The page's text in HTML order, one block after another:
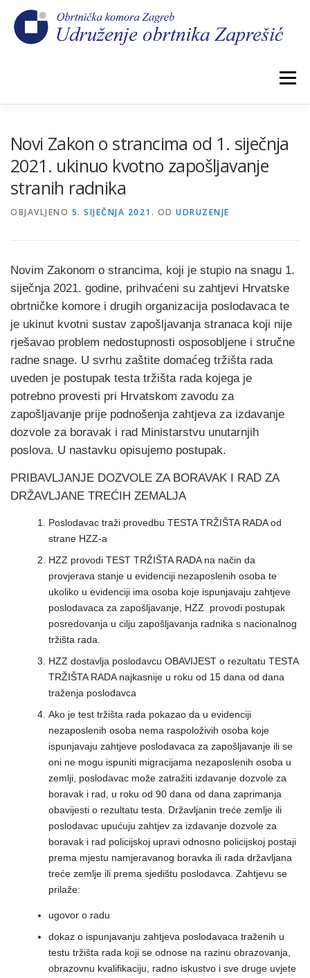
sadržaj
Izbornik
O NAMA CEHOVI
Novi Zakon o strancima od 1. siječnja
2021. ukinuo kvotno zapošljavanje
stranih radnika
OBJAVLJENO 5. SIJEČNJA 2021. OD UDRUZENJE
Novim Zakonom o strancima, koji je stupio na snagu 1.
siječnja 2021. godine, prihvaćeni su zahtjevi Hrvatske
obrtničke komore i drugih organizacija poslodavaca te
je ukinut kvotni sustav zapošljavanja stranaca koji nije
rješavao problem nedostupnosti osposobljene i stručne
radne snage. U svrhu zaštite domaćeg tržišta rada
uveden je postupak testa tržišta rada kojega je
potrebno provesti pri Hrvatskom zavodu za
zapošljavanje prije podnošenja zahtjeva za izdavanje
dozvole za boravak i rad Ministarstvu unutarnjih
poslova. U nastavku opisujemo postupak.
PRIBAVLJANJE DOZVOLE ZA BORAVAK I RAD ZA
DRŽAVLJANE TREĆIH ZEMALJA
Poslodavac traži provedbu TESTA TRŽIŠTA RADA od
strane HZZ-a
HZZ provodi TEST TRŽIŠTA RADA na način da
provjerava stanje u evidenciji nezaposlenih osoba te
ukoliko u evidenciji ima osoba koje ispunjavaju zahtjeve
poslodavaca za zapošljavanje, HZZ provodi postupak
posredovanja u cilju zapošljavanja radnika s nacionalnog
tržišta rada.
HZZ dostavlja poslodavcu OBAVIJEST o rezultatu TESTA
TRŽIŠTA RADA najkasnije u roku od 15 dana od dana
traženja poslodavca
Ako je test tržišta rada pokazao da u evidenciji
nezaposlenih osoba nema raspoloživih osoba koje
ispunjavaju zahtjeve poslodavaca za zapošljavanje ili se
oni ne mogu ispuniti migracijama nezaposlenih osoba u
zemlji, poslodavac može zatražiti izdavanje dozvole za
boravak i rad, u roku od 90 dana od dana zaprimanja
obavijesti o rezultatu testa. Državljanin treće zemlje ili
poslodavac upućuju zahtjev za izdavanje dozvole za
boravak i rad policijskoj upravi odnosno policijskoj postaji
prema mjestu namjeravanog boravka ili rada državljana
treće zemlje ili prema sjedištu poslodavca. Zahtjevu se
prilaže:
ugovor o radu
dokaz o ispunjavanju zahtjeva poslodavaca traženih u
testu tržišta rada koji se odnose na razinu obrazovanja,
obrazovnu kvalifikaciju, radno iskustvo i sve druge uvjete